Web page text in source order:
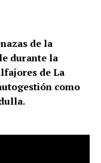
de la
durante la
de La
como